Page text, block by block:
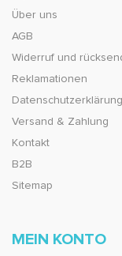
Über uns
AGB
Widerruf und
Reklamationen
Datenschutzerklärung
Versand & Zahlung
Kontakt
B2B
Sitemap
MEIN KONTO